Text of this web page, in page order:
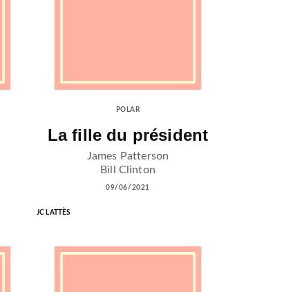
POLAR
La fille du président
James Patterson
Bill Clinton
09/06/2021
JC LATTÈS